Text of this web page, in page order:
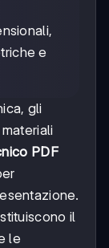
e
gli
PDF
il
le